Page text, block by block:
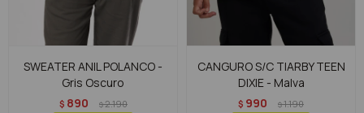
SWEATER ANIL POLANCO -
Gris Oscuro
$ 890 $2.190
CANGURO S/C TIARBY TEEN
DIXIE - Malva
$ 990 $1.190